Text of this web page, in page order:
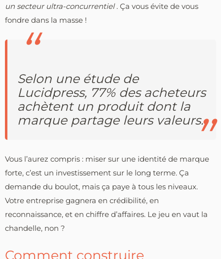
un secteur ultra-concurrentiel. Ça vous évite de vous
fondre dans la masse !
Selon une étude de
Lucidpress, 77% des acheteurs
achètent un produit dont la
marque partage leurs valeurs.
Vous l’aurez compris : miser sur une identité de marque
forte, c’est un investissement sur le long terme. Ça
demande du boulot, mais ça paye à tous les niveaux.
Votre entreprise gagnera en crédibilité, en
reconnaissance, et en chiffre d’affaires. Le jeu en vaut la
chandelle, non ?
Comment construire